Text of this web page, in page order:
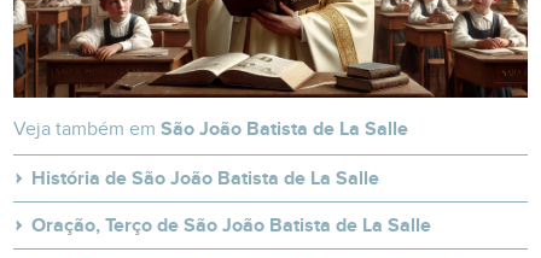
Veja também emSão João Batista de La Salle
História de São João Batista de La Salle
Oração, Terço de São João Batista de La Salle